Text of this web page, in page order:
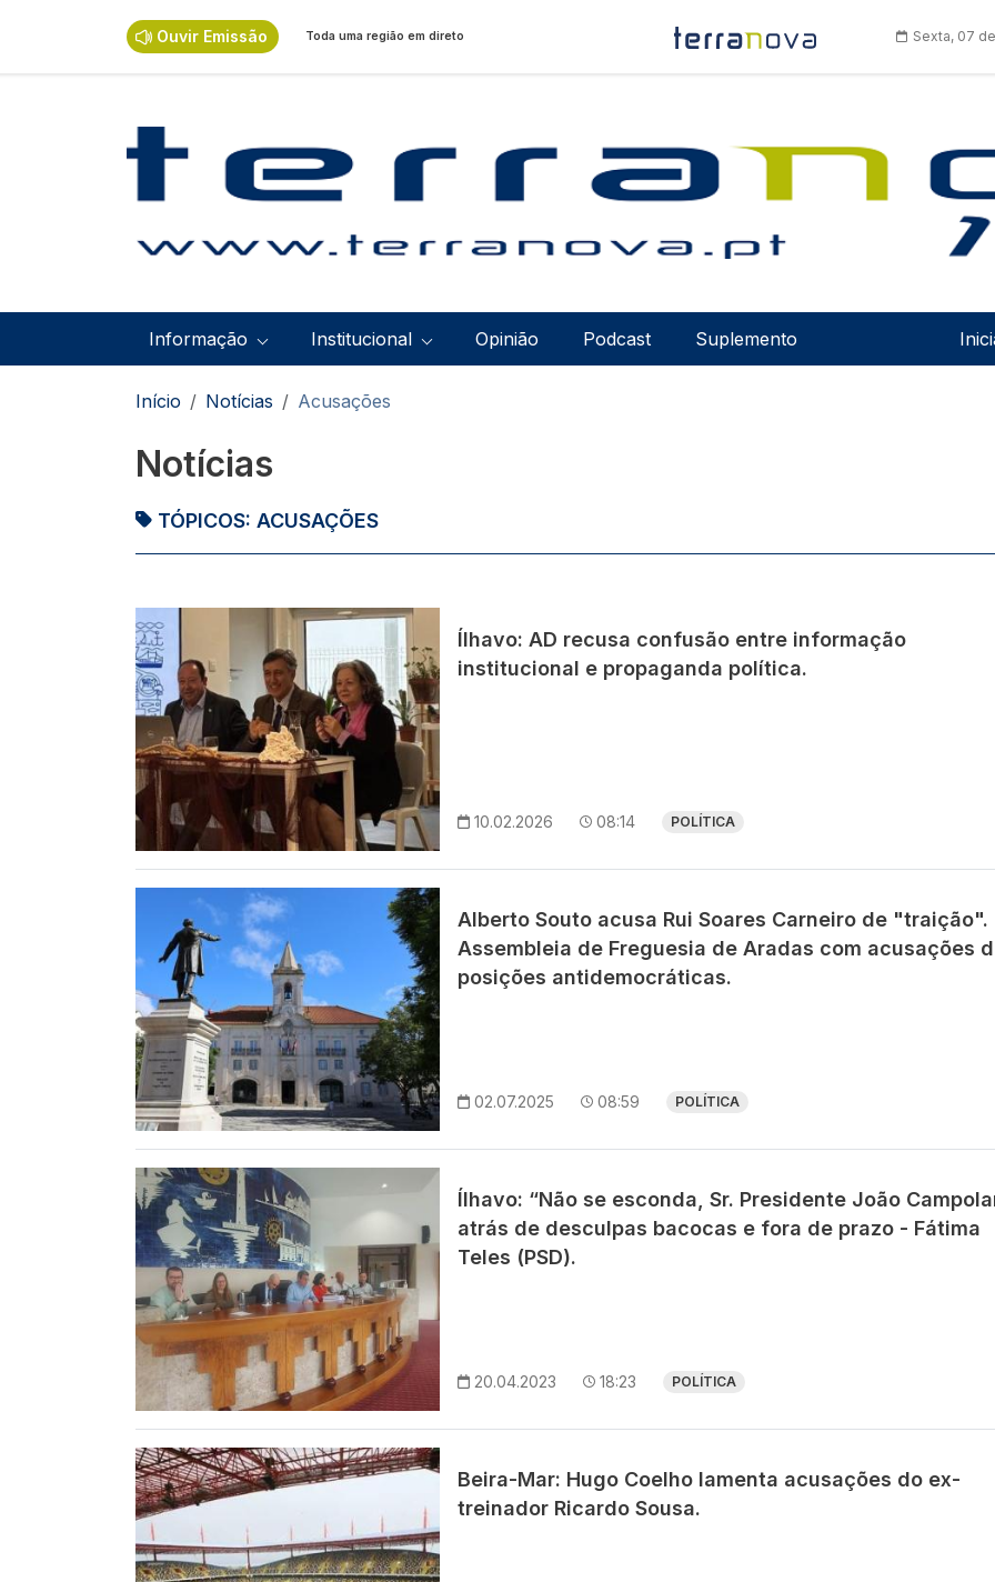
Ouvir Emissão Toda uma região em direto Sexta, 07
Navegação principal
Informação Institucional Opinião Podcast Suplemento
Navegação estrutural
Início Notícias Acusações
Notícias
TÓPICOS: ACUSAÇÕES
Imagem
Ílhavo: AD recusa confusão entre informação
institucional e propaganda política.
10.02.2026 08:14 POLÍTICA
Imagem
Alberto Souto acusa Rui Soares Carneiro de "traição".
Assembleia de Freguesia de Aradas com acusações
posições antidemocráticas.
02.07.2025 08:59 POLÍTICA
Imagem
Ílhavo: “Não se esconda, Sr. Presidente João
atrás de desculpas bacocas e fora de prazo - Fátima
Teles (PSD).
20.04.2023 18:23 POLÍTICA
Imagem
Beira-Mar: Hugo Coelho lamenta acusações do ex-
treinador Ricardo Sousa.